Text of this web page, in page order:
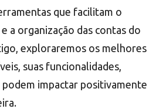
que facilitam o
a organização das contas do
exploraremos os melhores
suas funcionalidades,
impactar positivamente